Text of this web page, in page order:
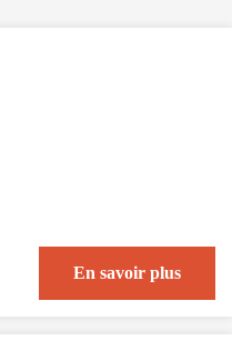
En savoir plus